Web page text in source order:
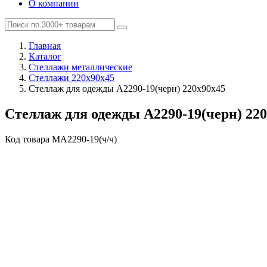
О компании
Главная
Каталог
Стеллажи металлические
Стеллажи 220х90х45
Стеллаж для одежды A2290-19(черн) 220х90х45
Стеллаж для одежды A2290-19(черн)
Код товара MA2290-19(ч/ч)